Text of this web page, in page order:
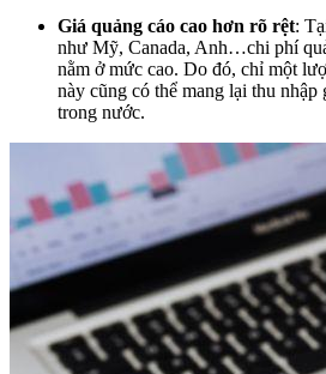
Giá quảng cáo cao hơn rõ rệt:
như Mỹ, Canada, Anh…chi phí
nằm ở mức cao. Do đó, chỉ một
này cũng có thể mang lại thu
trong nước.